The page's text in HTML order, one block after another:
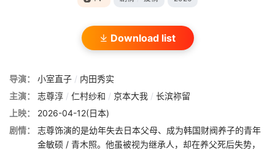
Download list
导演： 小室直子 / 内田秀实
主演：
志尊淳 / 仁村纱和 / 京本大我 / 长滨祢留
上映：
2026-04-12(日本)
剧情：
志尊饰演的是幼年失去日本父母、成为韩国财阀养子的青年
金敏硕 / 青木照。他虽被视为继承人，却在养父死后失势，